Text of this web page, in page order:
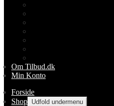
Om Tilbud.dk
Min Konto
Forside
Shop Udfold undermenu